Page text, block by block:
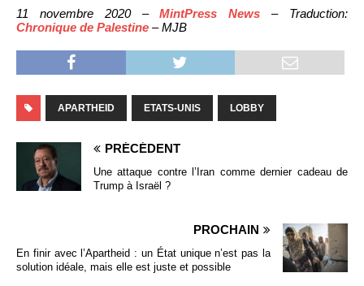
11 novembre 2020 –MintPress News – Traduction:
Chronique de Palestine – MJB
APARTHEID ETATS-UNIS LOBBY
PRÉCÉDENT
Une attaque contre l’Iran comme dernier cadeau de
Trump à Israël ?
PROCHAIN
En finir avec l’Apartheid : un État unique n’est pas la
solution idéale, mais elle est juste et possible